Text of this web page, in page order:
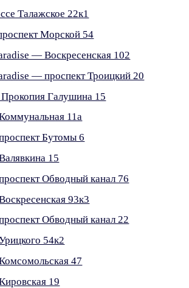
Талажское 22к1
Морской 54
— Воскресенская 102
— проспект Троицкий 20
Галушина 15
11а
Бутомы 6
15
Обводный канал 76
93к3
Обводный канал 22
54к2
47
19